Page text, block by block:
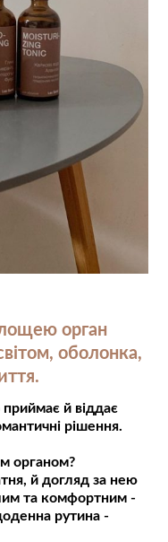
орган
оболонка,
й віддає
рішення.
органом?
й догляд за нею
та комфортним -
рутина -